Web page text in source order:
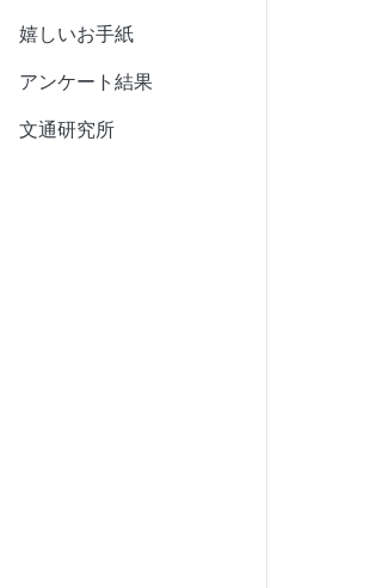
嬉しいお手紙
アンケート結果
文通研究所